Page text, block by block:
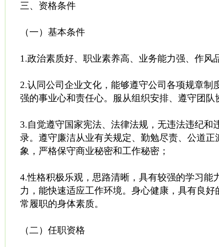
三、资格条件
（一）基本条件
1.政治素质好、职业素养高、业务能力强、作风
2.认同公司企业文化，能够遵守公司各项规章制
强的事业心和责任心。服从组织安排、遵守团队
3.自觉遵守国家宪法、法律法规，无违法违纪和
录。遵守廉洁从业有关规定、勤勉尽责、公道正
象，严格保守商业秘密和工作秘密；
4.性格积极乐观，思路清晰，具有较强的学习能
力，能快速适应工作环境。身心健康，具有良好
常履职的身体素质。
（二）任职资格